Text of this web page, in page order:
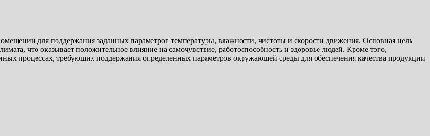
для поддержания заданных параметров температуры, влажности, чистоты и скорости движения. Основная цель
что оказывает положительное влияние на самочувствие, работоспособность и здоровье людей. Кроме того,
процессах, требующих поддержания определенных параметров окружающей среды для обеспечения качества продукции